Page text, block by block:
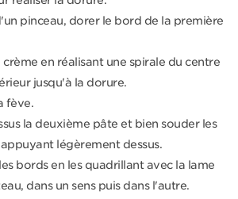
pinceau, dorer le bord de la première
crème en réalisant une spirale du centre
jusqu'à la dorure.
fève.
la deuxième pâte et bien souder les
légèrement dessus.
bords en les quadrillant avec la lame
dans un sens puis dans l'autre.